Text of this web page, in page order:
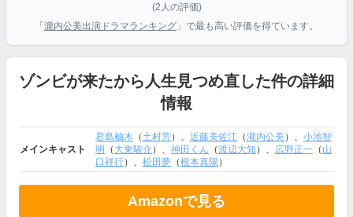
(2人の評価)
「 瀧内公美出演ドラマランキング 」で最も高い評価を得ています。
ゾンビが来たから人生見つめ直した件の詳細
情報
メインキャスト
君島柚木 （土村芳）、 近藤美佐江 （瀧内公美）、 小池智
明
（ 大東駿介）、 神田くん （渡辺大知 ）、 広野正一 （ 山
口祥行）、 松田夢 （根本真陽）
Amazonで見る